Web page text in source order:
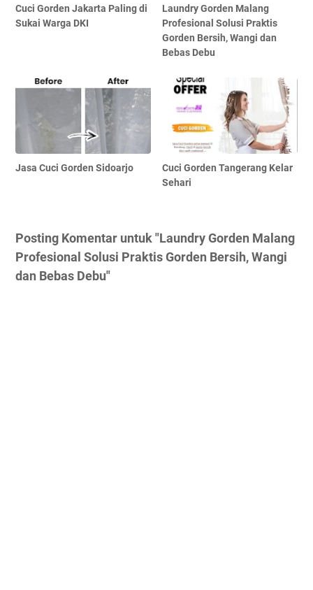
Cuci Gorden Jakarta Paling di
Sukai Warga DKI
Laundry Gorden Malang
Profesional Solusi Praktis
Gorden Bersih, Wangi dan
Bebas Debu
Jasa Cuci Gorden Sidoarjo
Cuci Gorden Tangerang Kelar
Sehari
Posting Komentar untuk "Laundry Gorden Malang
Profesional Solusi Praktis Gorden Bersih, Wangi
dan Bebas Debu"